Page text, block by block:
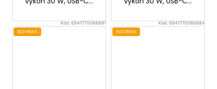
Kód:6941770086891
NOVINKA
Kód:6941770086884
NOVINKA